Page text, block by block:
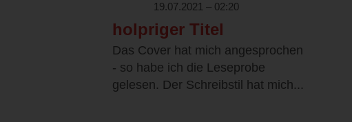
19.07.2021 – 02:20
holpriger Titel
Das Cover hat mich angesprochen
- so habe ich die Leseprobe
gelesen. Der Schreibstil hat mich...